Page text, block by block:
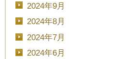
2024年9月
2024年8月
2024年7月
2024年6月